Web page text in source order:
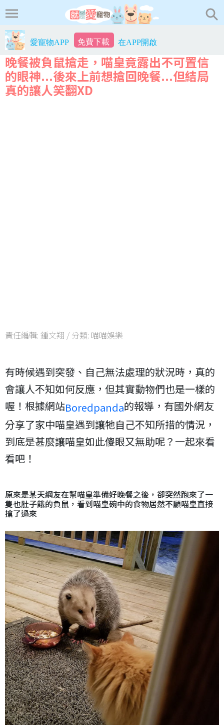
愛寵物APP 免費下載 在APP開啟
晚餐被負鼠搶走，喵皇竟露出不可置信
的眼神...後來上前想搶回晚餐...但結局
真的讓人笑翻XD
責任編輯: 鍾文翔 / 分類: 喵喵娛樂
有時候遇到突發、自己無法處理的狀況時，真的
會讓人不知如何反應，但其實動物們也是一樣的
喔！根據網站Boredpanda的報導，有國外網友
分享了家中喵皇遇到讓牠自己不知所措的情況，
到底是甚麼讓喵皇如此傻眼又無助呢？一起來看
看吧！
原來是某天網友在幫喵皇準備好晚餐之後，卻突然跑來了一
隻也肚子餓的負鼠，看到喵皇碗中的食物居然不顧喵皇直接
搶了過來